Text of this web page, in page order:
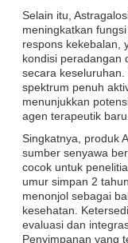
Selain itu,
meningkatkan
respons kekebalan,
kondisi peradangan
secara
spektrum penuh
menunjukkan
agen terapeutik baru.
Singkatnya, produk
sumber senyawa
cocok untuk
umur simpan 2
menonjol sebagai
kesehatan.
evaluasi dan
Penyimpanan yang